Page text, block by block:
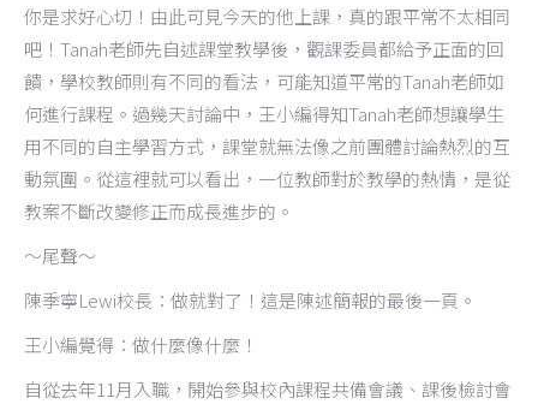
你是求好心切！由此可見今天的他上課，真的跟平常不太相同
吧！Tanah老師先自述課堂教學後，觀課委員都給予正面的回
饋，學校教師則有不同的看法，可能知道平常的Tanah老師如
何進行課程。過幾天討論中，王小編得知Tanah老師想讓學生
用不同的自主學習方式，課堂就無法像之前團體討論熱烈的互
動氛圍。從這裡就可以看出，一位教師對於教學的熱情，是從
教案不斷改變修正而成長進步的。
～尾聲～
陳季寧Lewi校長：做就對了！這是陳述簡報的最後一頁。
王小編覺得：做什麼像什麼！
自從去年11月入職，開始參與校內課程共備會議、課後檢討會